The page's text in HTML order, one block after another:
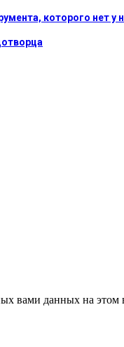
которого нет у
вами данных на этом